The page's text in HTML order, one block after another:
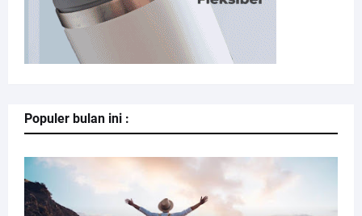
Populer bulan ini :